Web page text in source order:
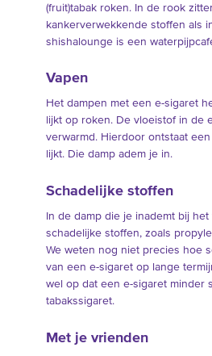
(fruit)tabak roken. In de rook
kankerverwekkende stoffen als
shishalounge is een
Vapen
Het dampen met een e-sigaret
lijkt op roken. De vloeistof in de
verwarmd. Hierdoor ontstaat
lijkt. Die damp adem je in.
Schadelijke stoffen
In de damp die je inademt bij
schadelijke stoffen, zoals
We weten nog niet precies hoe
van een e-sigaret op lange
wel op dat een e-sigaret minder
tabakssigaret.
Met je vrienden